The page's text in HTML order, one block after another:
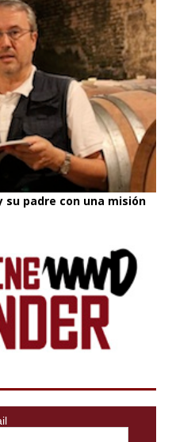
su padre con una misión